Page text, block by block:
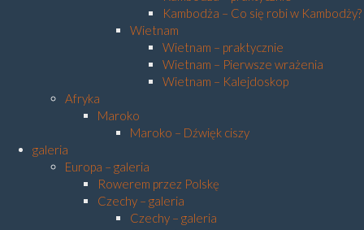
Kambodża – Co się robi w Kambodży?
Wietnam
Wietnam – praktycznie
Wietnam – Pierwsze wrażenia
Wietnam – Kalejdoskop
Afryka
Maroko
Maroko – Dźwięk ciszy
galeria
Europa – galeria
Rowerem przez Polskę
Czechy – galeria
Czechy – galeria